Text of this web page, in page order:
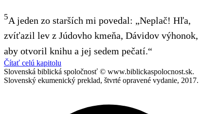
5A jeden zo starších mi povedal: „Neplač! Hľa,
zvíťazil lev z Júdovho kmeňa, Dávidov výhonok,
aby otvoril knihu a jej sedem pečatí.“
Čítať celú kapitolu
Slovenská biblická spoločnosť © www.biblickaspolocnost.sk.
Slovenský ekumenický preklad, štvrté opravené vydanie, 2017.